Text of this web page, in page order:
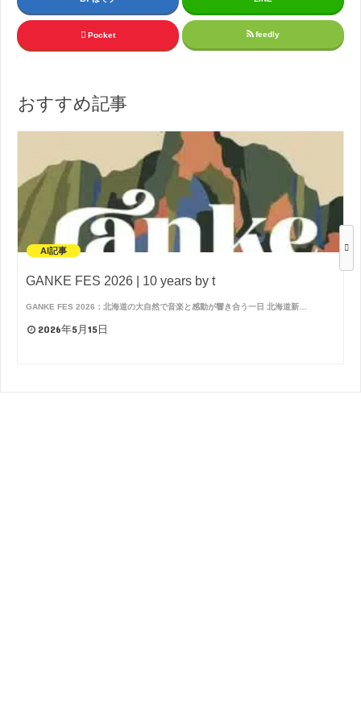
Pocket feedly
おすすめ記事
AI記事
GANKE FES 2026 | 10 years by t
GANKE FES 2026：北海道の大自然で音楽と感動が響き合う一日 北海道新…
2026年5月15日